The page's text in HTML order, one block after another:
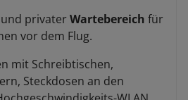
privaterWartebereich für
vor dem Flug.
mit Schreibtischen,
Steckdosen an den